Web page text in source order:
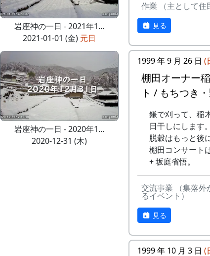
岩座神の一日 - 2021年1...
2021-01-01 (金) 元日
岩座神の一日 - 2020年1...
2020-12-31 (木)
里山の自然と暮ら
田オーナー制度と
元の人に管理して
１年を過ごす姿を
た。
相棒の“うらめし
田んぼでライブす
た思い出の楽曲で
水と太陽の国
8
この町で
9
⻩⾦の海
10
帰ってきた
11
帰郷〜2000
⽉吉⽇
12 帰郷
13
僕は棚⽥の
いる
14 静かに時は…
15
⽔と太陽の
17
棚⽥のステ
作業 （主として住
見る
1999 年 9 月 26 日 (
棚田オーナー
ト / もちつき
鎌で刈って、稲
日干しにします。
脱穀はもっと後
棚田コンサート
+ 坂庭省悟。
交流事業 （集落外
るイベント）
見る
1999 年 10 月 3 日 (